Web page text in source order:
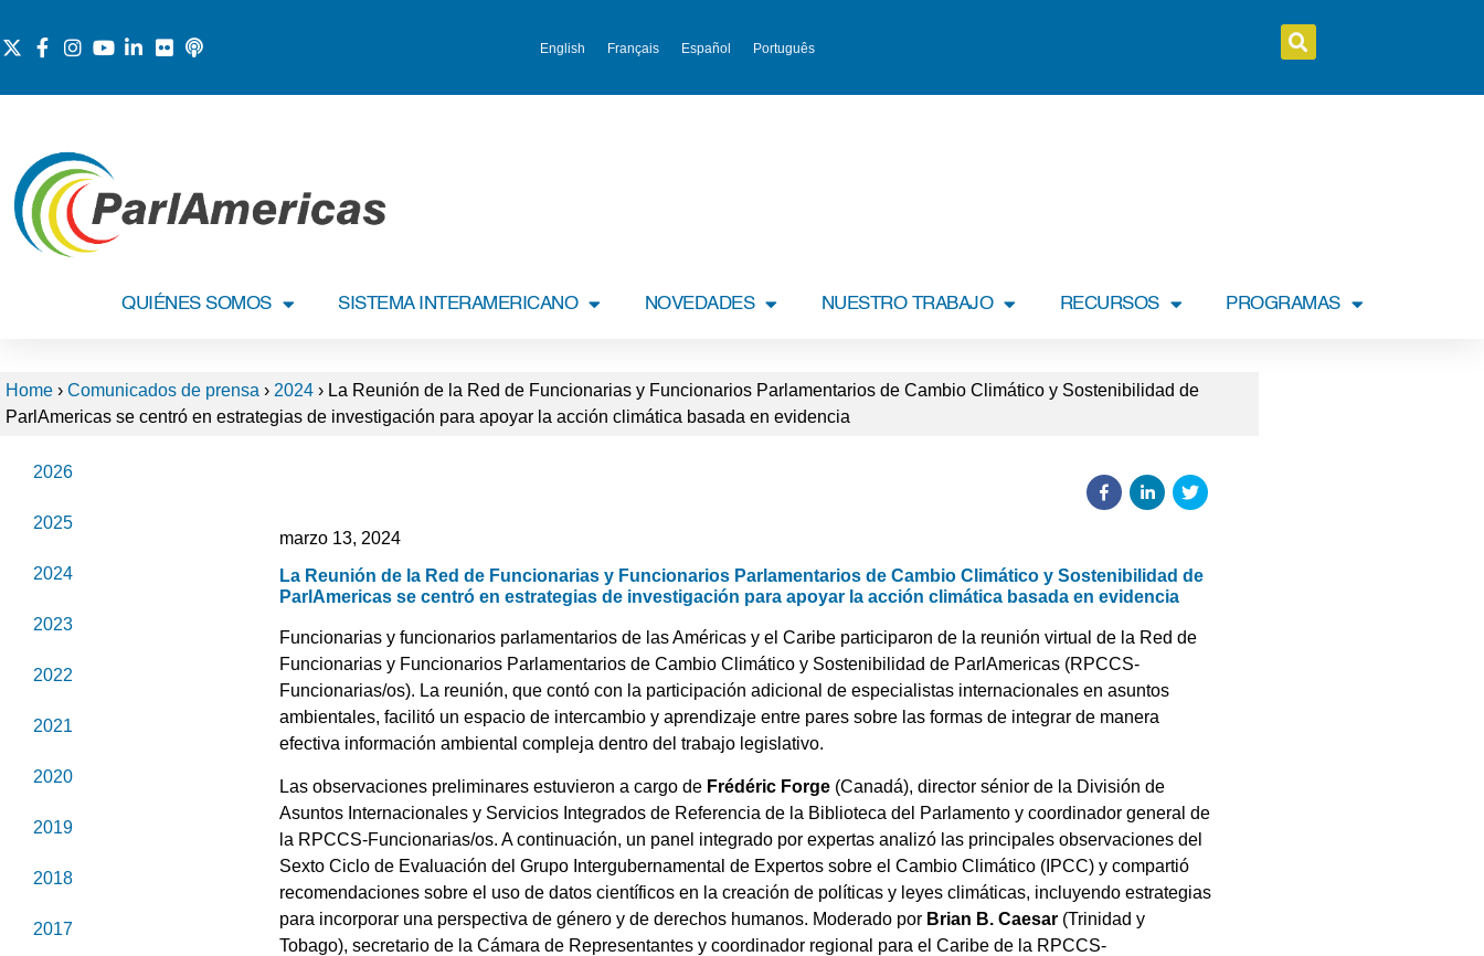
English Français Español Português
QUIÉNES SOMOS SISTEMA INTERAMERICANO NOVEDADES NUESTRO TRABAJO RECURSOS PROGRAMAS
Home › Comunicados de prensa › 2024 › La Reunión de la Red de Funcionarias y Funcionarios Parlamentarios de Cambio Climático y Sostenibilidad de
ParlAmericas se centró en estrategias de investigación para apoyar la acción climática basada en evidencia
2026
2025
2024
2023
2022
2021
2020
2019
2018
2017
marzo 13, 2024
La Reunión de la Red de Funcionarias y Funcionarios Parlamentarios de Cambio Climático y Sostenibilidad de
ParlAmericas se centró en estrategias de investigación para apoyar la acción climática basada en evidencia
Funcionarias y funcionarios parlamentarios de lasAméricas y el Caribe participaron de la reunión virtual de la Red de
Funcionarias y Funcionarios Parlamentarios de Cambio Climático y Sostenibilidad de ParlAmericas (RPCCS-
Funcionarias/os). La reunión, que contó con la participación adicional de especialistas internacionales en asuntos
ambientales, facilitó un espacio de intercambio y aprendizaje entre pares sobre las formas de integrar de manera
efectiva información ambiental compleja dentro del trabajo legislativo.
Las observaciones preliminares estuvieron a cargo de Frédéric Forge (Canadá), director sénior de la División de
Asuntos Internacionales y Servicios Integrados de Referencia de la Biblioteca del Parlamento y coordinador general de
la RPCCS-Funcionarias/os. A continuación, un panel integrado por expertas analizó las principales observaciones del
Sexto Ciclo de Evaluación del Grupo Intergubernamental de Expertos sobre el Cambio Climático (IPCC) y compartió
recomendaciones sobre el uso de datos científicos en la creación de políticas y leyes climáticas, incluyendo estrategias
para incorporar una perspectiva de género y de derechos humanos. Moderado por Brian B. Caesar (Trinidad y
Tobago), secretario de la Cámara de Representantes y coordinador regional para el Caribe de la RPCCS-